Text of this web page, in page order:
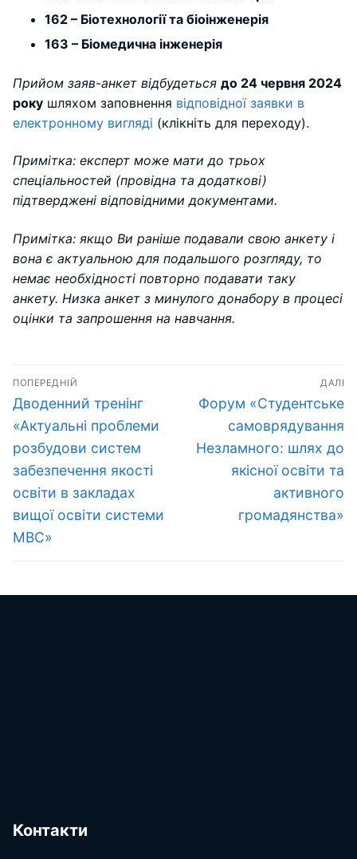
162 – Біотехнології та біоінженерія
163 – Біомедична інженерія
Прийом заяв-анкет відбудеться до 24 червня 2024
року шляхом заповнення відповідної заявки в
електронному вигляді (клікніть для переходу).
Примітка: експерт може мати до трьох
спеціальностей (провідна та додаткові)
підтверджені відповідними документами.
Примітка: якщо Ви раніше подавали свою анкету і
вона є актуальною для подальшого розгляду, то
немає необхідності повторно подавати таку
анкету. Низка анкет з минулого донабору в процесі
оцінки та запрошення на навчання.
Навігація
записів
ПОПЕРЕДНІЙ
Попередній
запис:
Дводенний тренінг
«Актуальні проблеми
розбудови систем
забезпечення якості
освіти в закладах
вищої освіти системи
МВС»
ДАЛІ
Наступний
запис:
Форум «Студентське
самоврядування
Незламного: шлях до
якісної освіти та
активного
громадянства»
Контакти